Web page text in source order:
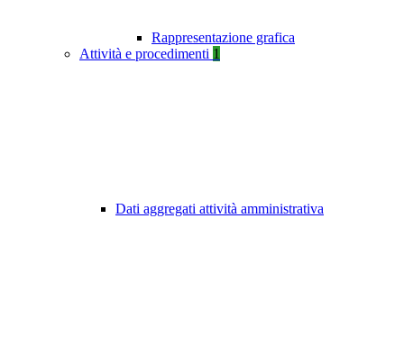
Rappresentazione grafica
Attività e procedimenti 1
Dati aggregati attività amministrativa